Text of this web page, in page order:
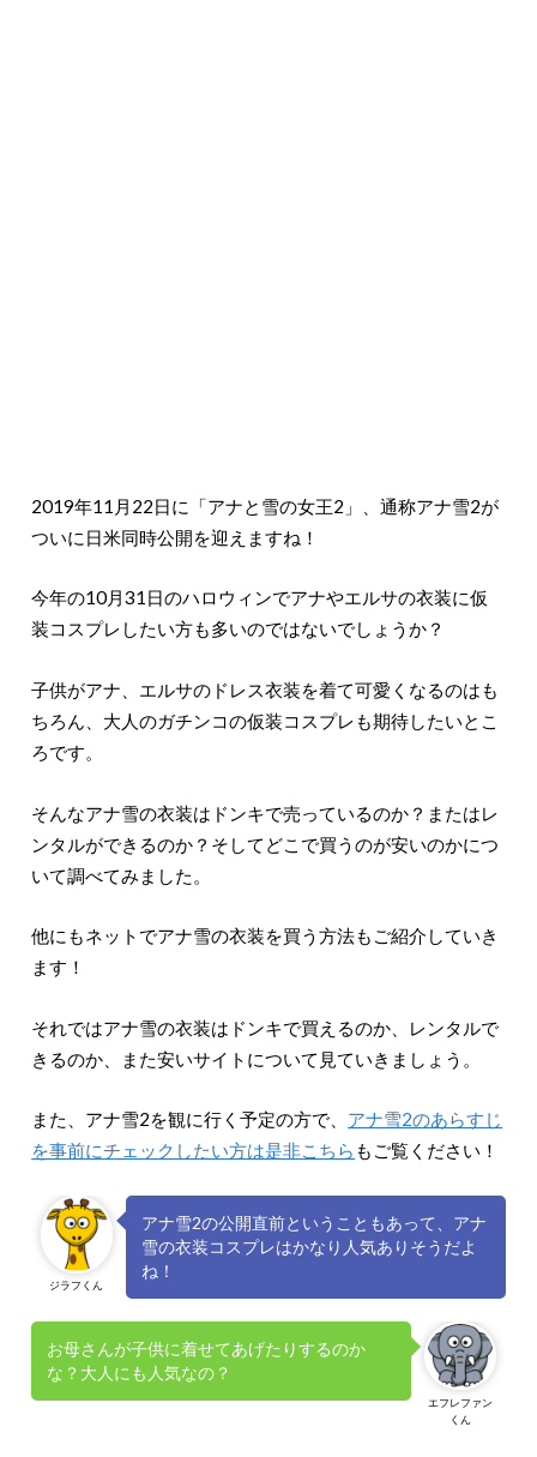
2019年11月22日に「アナと雪の女王2」、通称アナ雪2が
ついに日米同時公開を迎えますね！
今年の10月31日のハロウィンでアナやエルサの衣装に仮
装コスプレしたい方も多いのではないでしょうか？
子供がアナ、エルサのドレス衣装を着て可愛くなるのはも
ちろん、大人のガチンコの仮装コスプレも期待したいとこ
ろです。
そんなアナ雪の衣装はドンキで売っているのか？またはレ
ンタルができるのか？そしてどこで買うのが安いのかにつ
いて調べてみました。
他にもネットでアナ雪の衣装を買う方法もご紹介していき
ます！
それではアナ雪の衣装はドンキで買えるのか、レンタルで
きるのか、また安いサイトについて見ていきましょう。
また、アナ雪2を観に行く予定の方で、 アナ雪2のあらすじ
を事前にチェックしたい方は是非こちら もご覧ください！
ジラフくん
アナ雪2の公開直前ということもあって、アナ
雪の衣装コスプレはかなり人気ありそうだよ
ね！
エフレファン
くん
お母さんが子供に着せてあげたりするのか
な？大人にも人気なの？